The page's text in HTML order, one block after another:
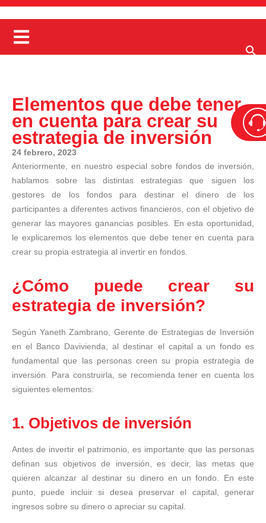
Elementos que debe tener
en cuenta para crear su
estrategia de inversión
24 febrero, 2023
Anteriormente, en nuestro especial sobre fondos de inversión,
hablamos sobre las distintas estrategias que siguen los
gestores de los fondos para destinar el dinero de los
participantes a diferentes activos financieros, con el objetivo de
generar las mayores ganancias posibles. En esta oportunidad,
le explicaremos los elementos que debe tener en cuenta para
crear su propia estrategia al invertir en fondos.
¿Cómo puede crear su
estrategia de inversión?
Según Yaneth Zambrano, Gerente de Estrategias de Inversión
en el Banco Davivienda, al destinar el capital a un fondo es
fundamental que las personas creen su propia estrategia de
inversión. Para construirla, se recomienda tener en cuenta los
siguientes elementos:
1. Objetivos de inversión
Antes de invertir el patrimonio, es importante que las personas
definan sus objetivos de inversión, es decir, las metas que
quieren alcanzar al destinar su dinero en un fondo. En este
punto, puede incluir si desea preservar el capital, generar
ingresos sobre su dinero o apreciar su capital.